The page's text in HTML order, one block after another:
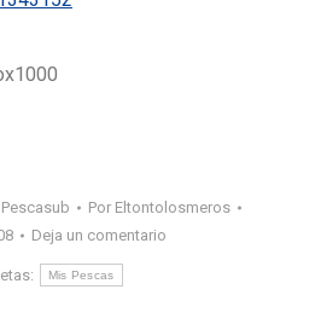
Por Eltontolosmeros
Deja un comentario
Mis Pescas